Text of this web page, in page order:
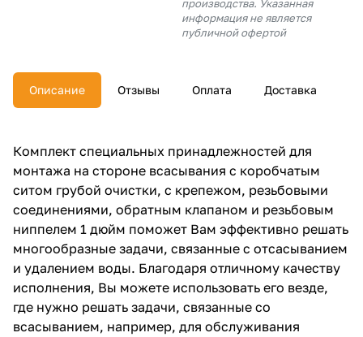
производства. Указанная
информация не является
публичной офертой
Описание Отзывы Оплата Доставка
Комплект специальных принадлежностей для
монтажа на стороне всасывания с коробчатым
ситом грубой очистки, с крепежом, резьбовыми
соединениями, обратным клапаном и резьбовым
ниппелем 1 дюйм поможет Вам эффективно решать
многообразные задачи, связанные с отсасыванием
и удалением воды. Благодаря отличному качеству
исполнения, Вы можете использовать его везде,
где нужно решать задачи, связанные со
всасыванием, например, для обслуживания
раз в 2